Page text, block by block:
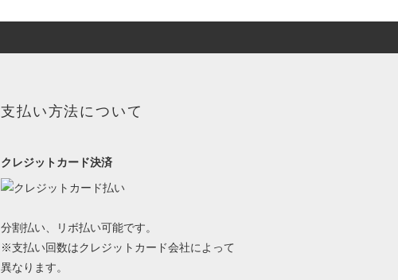
支払い方法について
クレジットカード決済
分割払い、リボ払い可能です。
※支払い回数はクレジットカード会社によって
異なります。